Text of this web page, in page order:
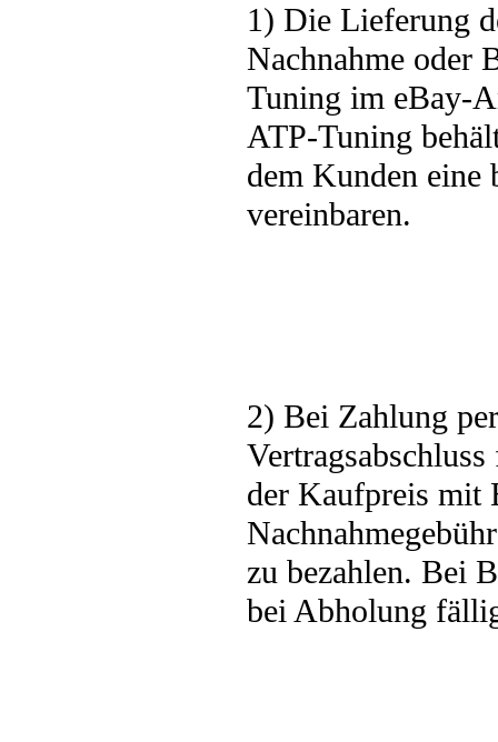
1) Die Lieferung
Nachnahme oder
Tuning im eBay-
ATP-Tuning
dem Kunden eine
vereinbaren.
2) Bei Zahlung
der Kaufpreis mit
zu bezahlen. Bei
bei Abholung